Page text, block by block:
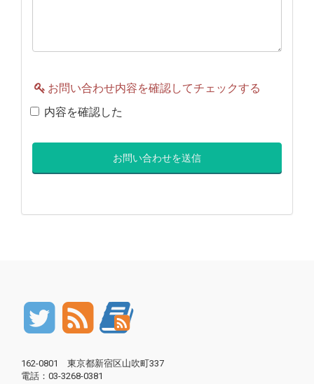
お問い合わせ内容を確認してチェックする
内容を確認した
162-0801 東京都新宿区山吹町337
電話：03-3268-0381